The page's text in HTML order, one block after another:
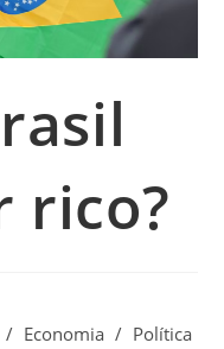
rico?
/ Economia / Política